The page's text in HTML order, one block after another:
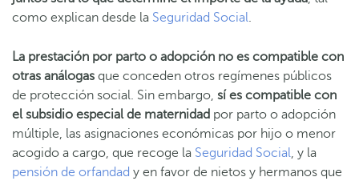
como explican desde la Seguridad Social.
La prestación por parto o adopción no es compatible con
otras análogas que conceden otros regímenes públicos
de protección social. Sin embargo, sí es compatible con
el subsidio especial de maternidad por parto o adopción
múltiple, las asignaciones económicas por hijo o menor
acogido a cargo, que recoge la Seguridad Social, y la
pensión de orfandad y en favor de nietos y hermanos que